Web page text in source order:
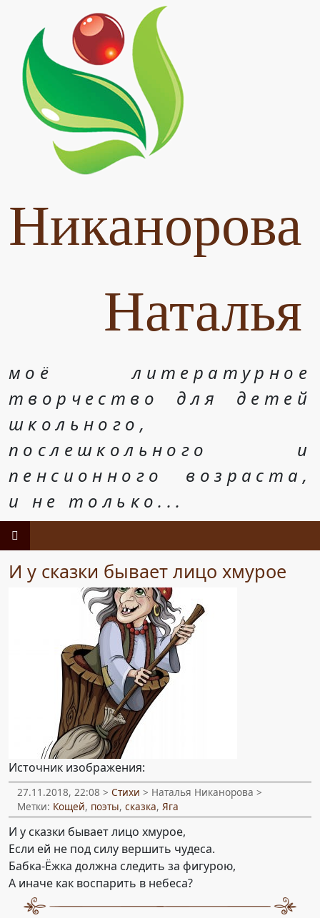
Никанорова
Наталья
моё литературное
творчество для детей
школьного,
послешкольного и
пенсионного возраста,
и не только...
И у сказки бывает лицо хмурое
Источник изображения:
27.11.2018, 22:08 > Стихи > Наталья Никанорова >
Метки: Кощей, поэты, сказка, Яга
И у сказки бывает лицо хмурое,
Если ей не под силу вершить чудеса.
Бабка-Ёжка должна следить за фигурою,
А иначе как воспарить в небеса?